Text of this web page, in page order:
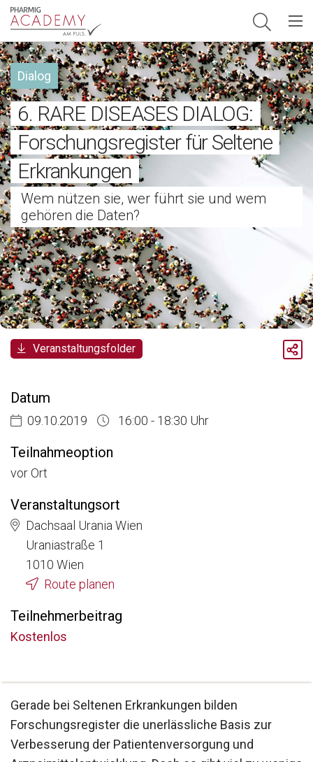
Hauptnavigation
Dialog
6. RARE DISEASES DIALOG:
Forschungsregister für Seltene
Erkrankungen
Wem nützen sie, wer führt sie und wem
gehören die Daten?
Breadcrumb
Aktuelle Veranstaltungen
Veranstaltungsfolder
Datum
09.10.2019 16:00 - 18:30 Uhr
Teilnahmeoption
vor Ort
Veranstaltungsort
Dachsaal Urania Wien
Uraniastraße 1
1010 Wien
Route planen
Teilnehmerbeitrag
Kostenlos
Gerade bei Seltenen Erkrankungen bilden
Forschungsregister die unerlässliche Basis zur
Verbesserung der Patientenversorgung und